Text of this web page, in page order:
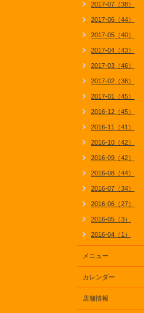
2017-07（38）
2017-06（44）
2017-05（40）
2017-04（43）
2017-03（46）
2017-02（36）
2017-01（45）
2016-12（45）
2016-11（41）
2016-10（42）
2016-09（42）
2016-08（44）
2016-07（34）
2016-06（27）
2016-05（3）
2016-04（1）
メニュー
カレンダー
店舗情報